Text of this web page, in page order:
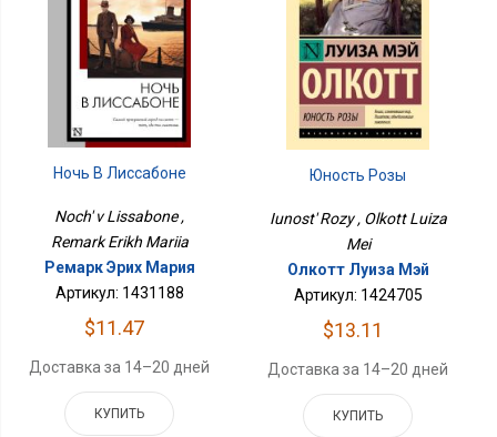
Ночь В Лиссабоне
Noch' v Lissabone ,
Remark Erikh Mariia
Ремарк Эрих Мария
Артикул: 1431188
$11.47
Доставка за 14–20 дней
КУПИТЬ
Юность Розы
Iunost' Rozy , Olkott Luiza
Mei
Олкотт Луиза Мэй
Артикул: 1424705
$13.11
Доставка за 14–20 дней
КУПИТЬ